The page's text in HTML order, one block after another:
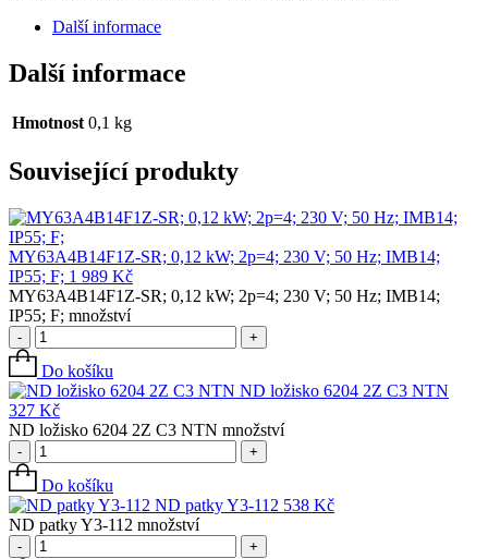
Další informace
Další informace
Hmotnost 0,1 kg
Související produkty
MY63A4B14F1Z-SR; 0,12 kW; 2p=4; 230 V; 50 Hz; IMB14;
IP55; F; 1 989 Kč
MY63A4B14F1Z-SR; 0,12 kW; 2p=4; 230 V; 50 Hz; IMB14;
IP55; F; množství
- +
Do košíku
ND ložisko 6204 2Z C3 NTN
327 Kč
ND ložisko 6204 2Z C3 NTN množství
- +
Do košíku
ND patky Y3-112 538 Kč
ND patky Y3-112 množství
- +